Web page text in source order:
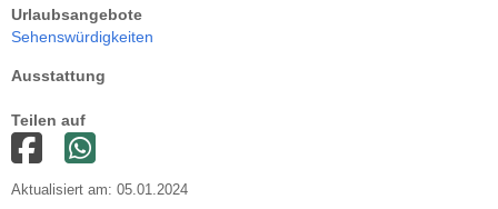
Urlaubsangebote
Sehenswürdigkeiten
Ausstattung
Teilen auf
Aktualisiert am: 05.01.2024